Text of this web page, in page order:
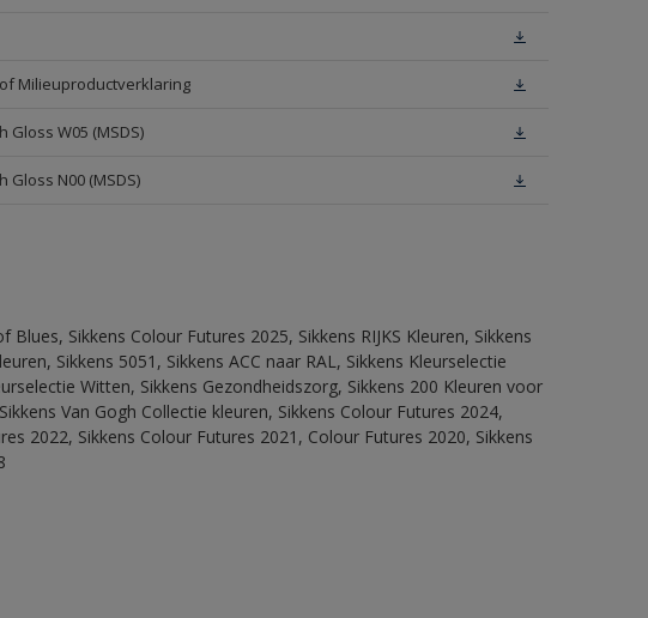
Milieuproductverklaring
W05 (MSDS)
N00 (MSDS)
Sikkens Colour Futures 2025, Sikkens RIJKS Kleuren, Sikkens
Sikkens 5051, Sikkens ACC naar RAL, Sikkens Kleurselectie
Witten, Sikkens Gezondheidszorg, Sikkens 200 Kleuren voor
Van Gogh Collectie kleuren, Sikkens Colour Futures 2024,
2022, Sikkens Colour Futures 2021, Colour Futures 2020, Sikkens